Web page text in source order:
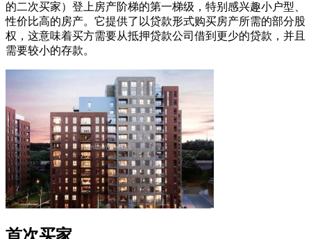
的二次买家）登上房产阶梯的第一梯级，特别感兴趣小户型、
性价比高的房产。它提供了以贷款形式购买房产所需的部分股
权，这意味着买方需要从抵押贷款公司借到更少的贷款，并且
需要较小的存款。